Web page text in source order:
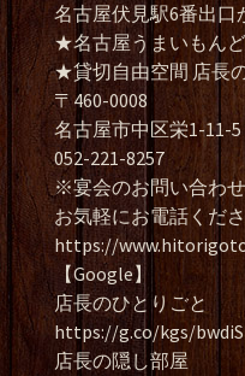
名古屋伏見駅6番出口
★名古屋うまいもん
★貸切自由空間 店長
〒460-0008
名古屋市中区栄1-11-
052-221-8257
※宴会のお問い合わ
お気軽にお電話くだ
https://
【Google】
店長のひとりごと
https://g.co/kgs/
店長の隠し部屋